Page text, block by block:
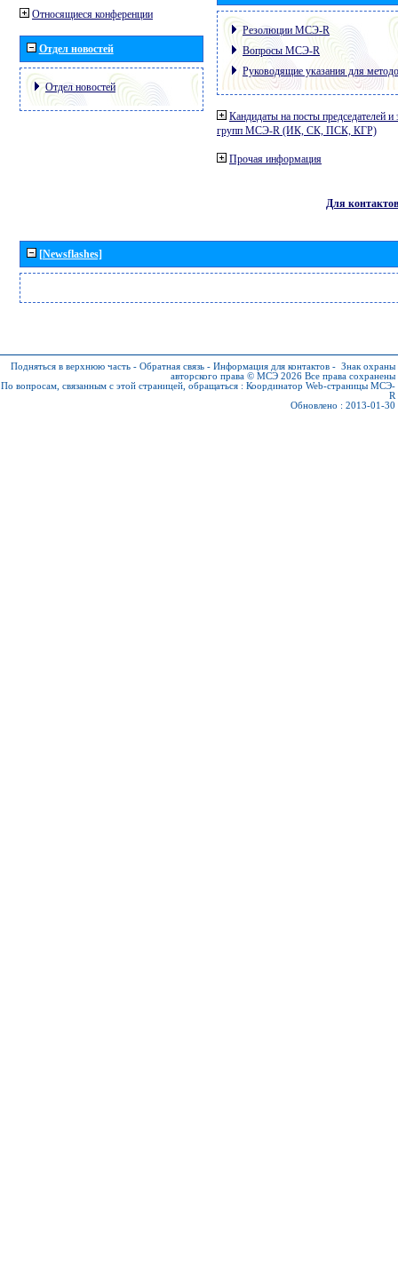
Относящиеся конференции
Отдел новостей
Отдел новостей
Резолюции МСЭ-R
Вопросы МСЭ-R
Руководящие указания для
Кандидаты на посты председателей и
групп МСЭ-R (ИК, СК, ПСК, КГР)
Прочая информация
Для контактов
[Newsflashes]
Подняться в верхнюю часть - Обратная связь - Информация для контактов - Знак охраны
авторского права © МСЭ 2026 Все права сохранены
По вопросам, связанным с этой страницей, обращаться : Координатор Web-страницы МСЭ-
R
Обновлено : 2013-01-30